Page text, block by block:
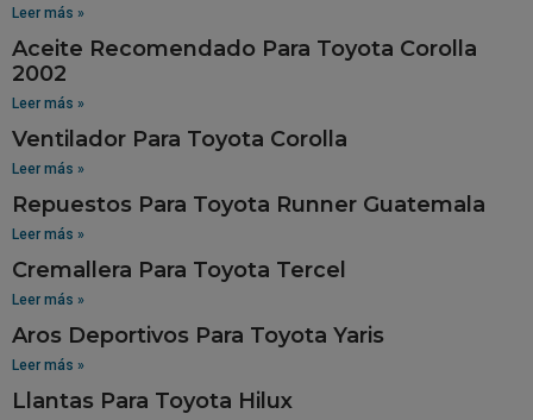
Leer más »
Aceite Recomendado Para Toyota Corolla
2002
Leer más »
Ventilador Para Toyota Corolla
Leer más »
Repuestos Para Toyota Runner Guatemala
Leer más »
Cremallera Para Toyota Tercel
Leer más »
Aros Deportivos Para Toyota Yaris
Leer más »
Llantas Para Toyota Hilux